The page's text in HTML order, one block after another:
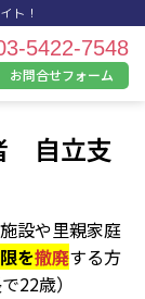
ト！
5422-7548
お問合せフォーム
自立支
設や里親家庭
を撤廃する方
22歳）